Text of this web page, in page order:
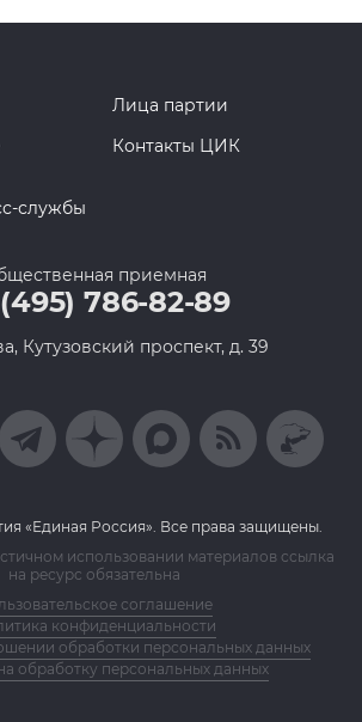
Лица партии
Контакты ЦИК
службы
приемная
786-82-89
Кутузовский проспект, д. 39
«Единая Россия». Все права защищены.
использовании материалов ссылка
на ресурс обязательна
соглашение
конфиденциальности
обработки персональных данных
обработку персональных данных